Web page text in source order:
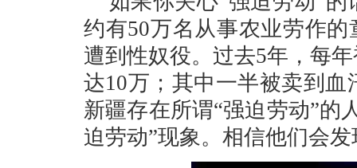
约有50万名从事农业劳作
遭到性奴役。过去5年，每
达10万；其中一半被卖到
新疆存在所谓“强迫劳动”的
迫劳动”现象。相信他们会